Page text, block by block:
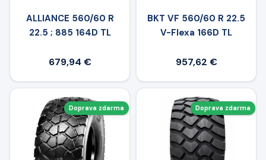
ALLIANCE 560/60 R
22.5 ; 885 164D TL
679,94 €
BKT VF 560/60 R 22.5
V-Flexa 166D TL
957,62 €
Doprava zdarma Doprava zdarma